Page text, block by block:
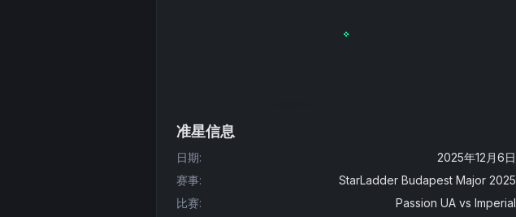
准星信息
日期:
2025年12月6日
赛事:
StarLadder Budapest Major 2025
比赛: Passion UA vs Imperial